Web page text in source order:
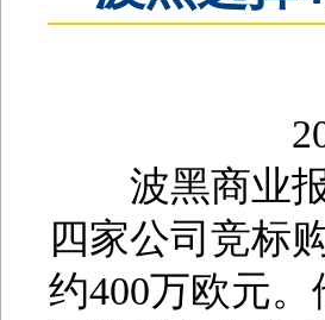
波黑商业报
四家公司竞标
约400万欧元